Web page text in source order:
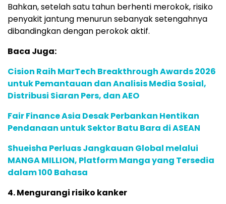
Bahkan, setelah satu tahun berhenti merokok, risiko
penyakit jantung menurun sebanyak setengahnya
dibandingkan dengan perokok aktif.
Baca Juga:
Cision Raih MarTech Breakthrough Awards 2026
untuk Pemantauan dan Analisis Media Sosial,
Distribusi Siaran Pers, dan AEO
Fair Finance Asia Desak Perbankan Hentikan
Pendanaan untuk Sektor Batu Bara di ASEAN
Shueisha Perluas Jangkauan Global melalui
MANGA MILLION, Platform Manga yang Tersedia
dalam 100 Bahasa
4. Mengurangi risiko kanker